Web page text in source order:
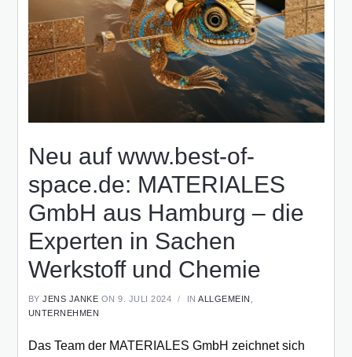
Neu auf www.best-of-
space.de: MATERIALES
GmbH aus Hamburg – die
Experten in Sachen
Werkstoff und Chemie
BY JENS JANKE ON 9. JULI 2024 IN ALLGEMEIN
UNTERNEHMEN
Das Team der MATERIALES GmbH zeichnet sich